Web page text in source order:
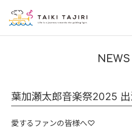
桃尻大喜
暁
NEWS
葉加瀬太郎音楽祭2025
愛するファンの皆様へ♡